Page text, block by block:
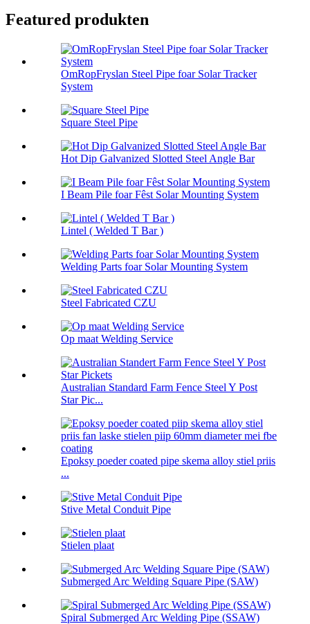
Featured produkten
OmRopFryslan Steel Pipe foar Solar Tracker
System
Square Steel Pipe
Hot Dip Galvanized Slotted Steel Angle Bar
I Beam Pile foar Fêst Solar Mounting System
Lintel ( Welded T Bar )
Welding Parts foar Solar Mounting System
Steel Fabricated CZU
Op maat Welding Service
Australian Standard Farm Fence Steel Y Post
Star Pic...
Epoksy poeder coated pipe skema alloy stiel priis
...
Stive Metal Conduit Pipe
Stielen plaat
Submerged Arc Welding Square Pipe (SAW)
Spiral Submerged Arc Welding Pipe (SSAW)